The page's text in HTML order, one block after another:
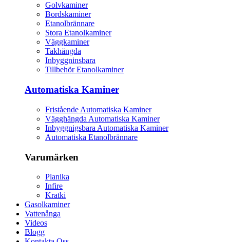
Golvkaminer
Bordskaminer
Etanolbrännare
Stora Etanolkaminer
Väggkaminer
Takhängda
Inbyggninsbara
Tillbehör Etanolkaminer
Automatiska Kaminer
Fristående Automatiska Kaminer
Vägghängda Automatiska Kaminer
Inbyggnigsbara Automatiska Kaminer
Automatiska Etanolbrännare
Varumärken
Planika
Infire
Kratki
Gasolkaminer
Vattenånga
Videos
Blogg